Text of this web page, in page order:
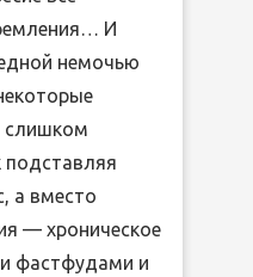
И
немочью
слишком
подставляя
а вместо
— хроническое
фастфудами и